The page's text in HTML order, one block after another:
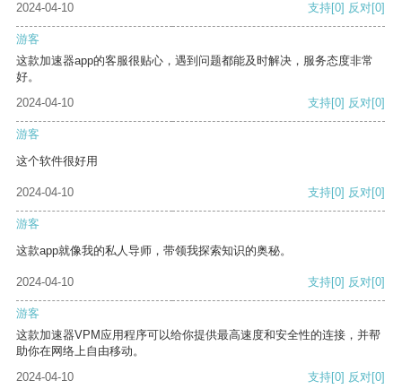
2024-04-10
支持[0] 反对[0]
游客
这款加速器app的客服很贴心，遇到问题都能及时解决，服务态度非常
好。
2024-04-10
支持[0] 反对[0]
游客
这个软件很好用
2024-04-10 支持[0] 反对[0]
游客
这款app就像我的私人导师，带领我探索知识的奥秘。
2024-04-10 支持[0] 反对[0]
游客
这款加速器VPM应用程序可以给你提供最高速度和安全性的连接，并帮
助你在网络上自由移动。
2024-04-10
支持[0] 反对[0]